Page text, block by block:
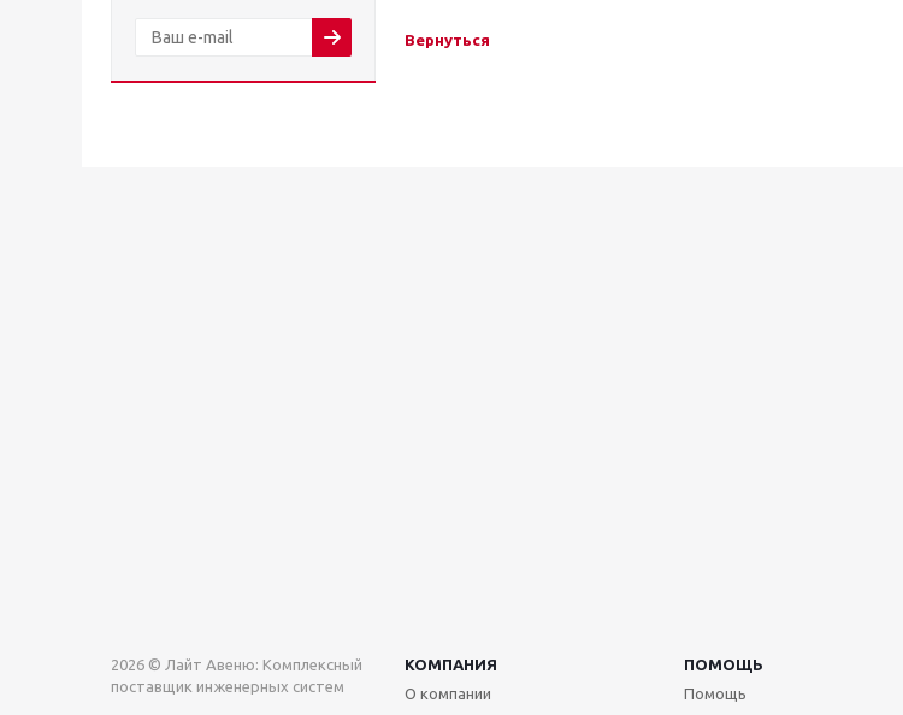
Вернуться
2026 © Лайт Авеню: Комплексный
поставщик инженерных систем
КОМПАНИЯ ПОМОЩЬ
О компании
Помощь